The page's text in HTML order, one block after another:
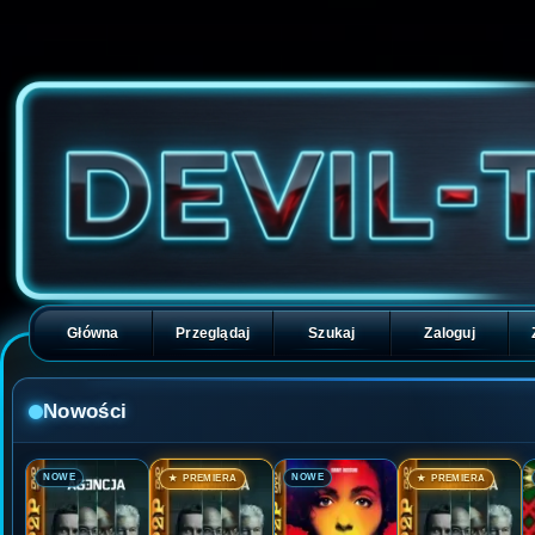
Główna Przeglądaj Szukaj Zaloguj
Nowości
🎬NOWE 🎬★ PREMIERA 🎬NOWE 🎬★ PREMIERA